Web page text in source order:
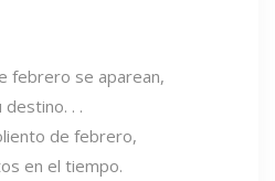
febrero se aparean,
. .
de febrero,
en el tiempo.